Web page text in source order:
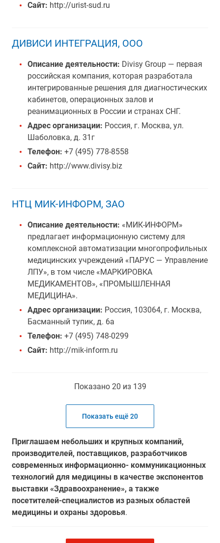
Сайт: http://urist-sud.ru
ДИВИСИ ИНТЕГРАЦИЯ, ООО
Описание деятельности: Divisy Group — первая
российская компания, которая разработала
интегрированные решения для диагностических
кабинетов, операционных залов и
реанимационных в России и странах СНГ.
Адрес организации: Россия, г. Москва, ул.
Шаболовка, д. 31г
Телефон: +7 (495) 778-8558
Сайт: http://www.divisy.biz
НТЦ МИК-ИНФОРМ, ЗАО
Описание деятельности: «МИК-ИНФОРМ»
предлагает информационную систему для
комплексной автоматизации многопрофильных
медицинских учреждений «ПАРУС — Управление
ЛПУ», в том числе «МАРКИРОВКА
МЕДИКАМЕНТОВ», «ПРОМЫШЛЕННАЯ
МЕДИЦИНА».
Адрес организации: Россия, 103064, г. Москва,
Басманный тупик, д. 6а
Телефон: +7 (495) 748-0299
Сайт: http://mik-inform.ru
Показано 20 из 139
Показать ещё 20
Приглашаем небольших и крупных компаний,
производителей, поставщиков, разработчиков
современных информационно- коммуникационных
технологий для медицины в качестве экспонентов
выставки «Здравоохранение», а также
посетителей-специалистов из разных областей
медицины и охраны здоровья.